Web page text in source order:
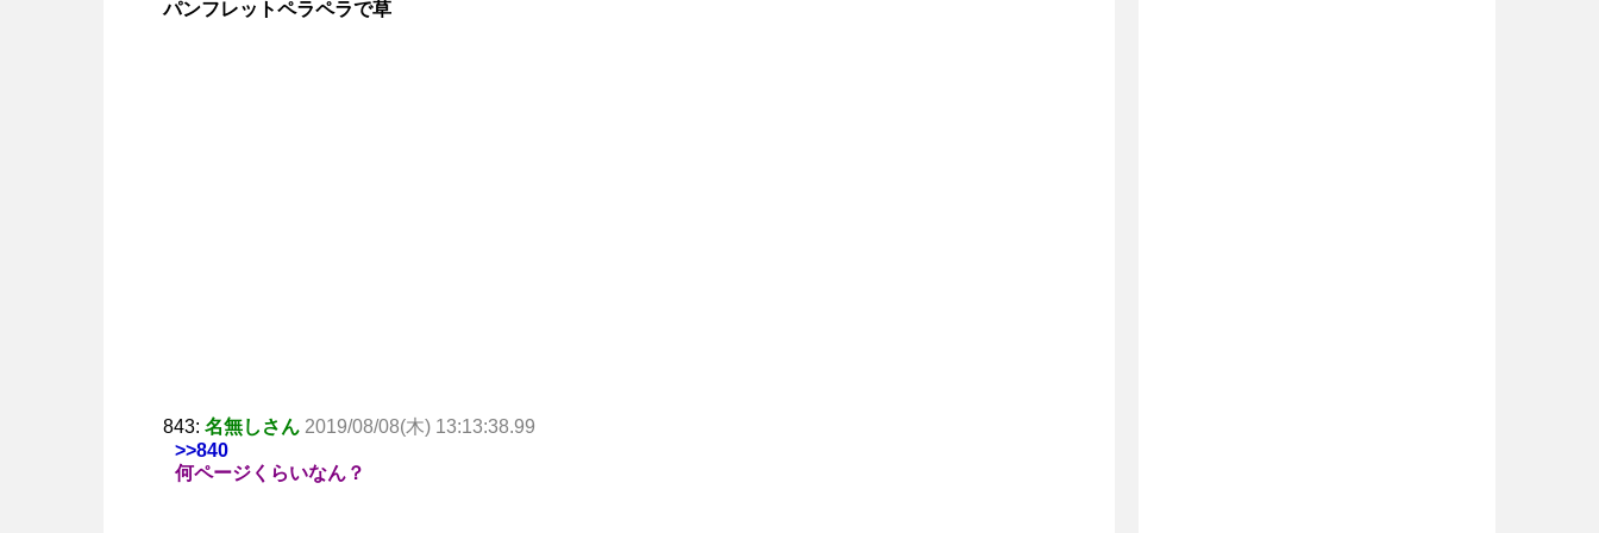
パンフレットペラペラで草
843: 名無しさん 2019/08/08(木) 13:13:38.99
>>840
何ページくらいなん？